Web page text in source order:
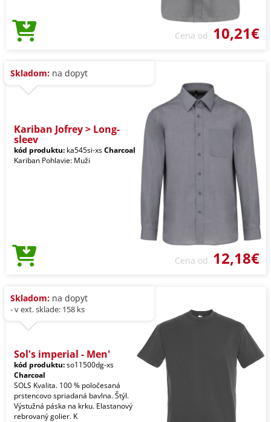
Cena od 10,21€
Skladom: na dopyt
Kariban Jofrey > Long-
sleev
kód produktu: ka545si-xsCharcoal
Kariban Pohlavie: Muži
Cena od 12,18€
Skladom: na dopyt
- v ext. sklade: 158 ks
Sol's imperial - Men'
kód produktu:so11500dg-xs
Charcoal
SOLS Kvalita. 100 % poločesaná
prstencovo spriadaná bavlna. Štýl.
Výstužná páska na krku. Elastanový
rebrovaný golier. K